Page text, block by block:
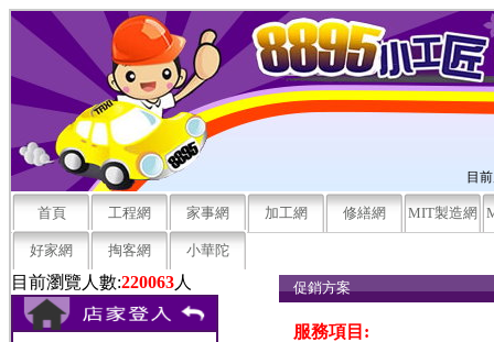
目
首頁 工程網 家事網 加工網 修繕網 MIT製造網
好家網 掏客網 小華陀
目前瀏覽人數:220063人 促銷方案
服務項目: